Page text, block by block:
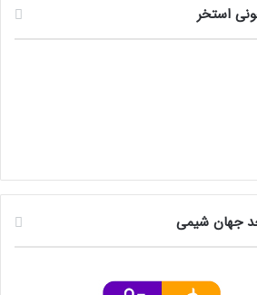
استخر
جهان شیمی